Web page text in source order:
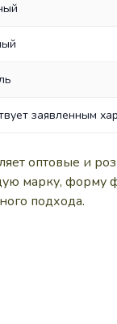
заявленным
оптовые и
марку, форму
подхода.